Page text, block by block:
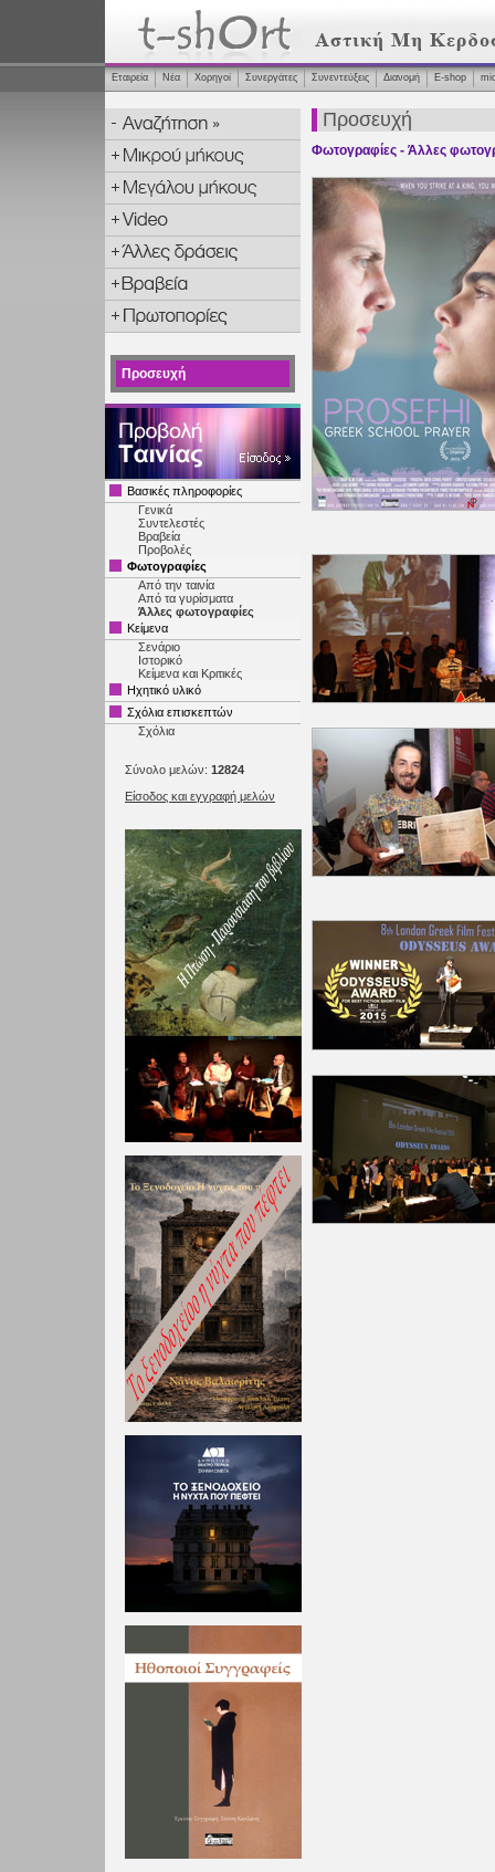
Εταιρεία Νέα Χορηγοί Συνεργάτες Συνεντεύξεις Διανομή Ε-shop
Προσευχή
Βασικές πληροφορίες
Γενικά
Συντελεστές
Βραβεία
Προβολές
Φωτογραφίες
Από την ταινία
Από τα γυρίσματα
Άλλες φωτογραφίες
Κείμενα
Σενάριο
Ιστορικό
Κείμενα και Κριτικές
Ηχητικό υλικό
Σχόλια επισκεπτών
Σχόλια
Σύνολο μελών: 12824
Είσοδος και εγγραφή μελών
Προσευχή
Φωτογραφίες - Άλλες